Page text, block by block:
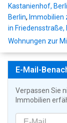
Kastanienhof,
Berlin, Immobilien
in Friedensstraße,
Wohnungen zur
E-Mail-
Verpassen Sie
Immobilien